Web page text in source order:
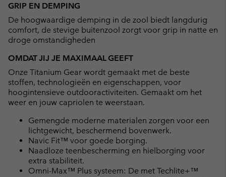
GRIP EN DEMPING
De hoogwaardige demping in de zool biedt langdurig
comfort, de stevige buitenzool zorgt voor grip in natte en
droge omstandigheden
OMDAT JIJ JE MAXIMAAL GEEFT
Onze Titanium Gear wordt gemaakt met de beste
stoffen, technologieën en eigenschappen, voor
hoogintensieve outdooractiviteiten. Gemaakt om het
weer en jouw capriolen te weerstaan.
Gemengde moderne materialen zorgen voor een
lichtgewicht, beschermend bovenwerk.
Navic Fit™ voor goede borging.
Naadloze teenbescherming en hielborging voor
extra stabiliteit.
Omni-Max™ Plus systeem: De met Techlite+™